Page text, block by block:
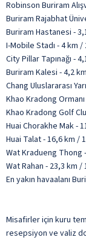
Robinson Buriram
Buriram Rajabhat
Buriram Hastanesi -
I-Mobile Stadı - 4 km /
City Pillar Tapınağı -
Buriram Kalesi - 4,2
Chang Uluslararası
Khao Kradong
Khao Kradong Golf
Huai Chorakhe Mak -
Huai Talat - 16,6 km /
Wat Kradueng Thong
Wat Rahan - 23,3 km /
En yakın havaalanı
Misafirler için kuru
resepsiyon ve valiz